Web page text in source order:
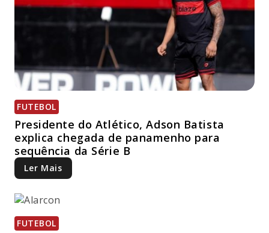
FUTEBOL
Presidente do Atlético, Adson Batista
explica chegada de panamenho para
sequência da Série B
Ler Mais
FUTEBOL